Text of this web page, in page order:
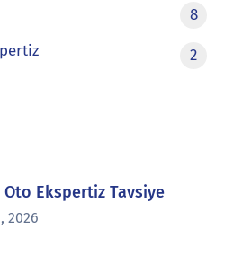
8
2
Oto Ekspertiz Tavsiye
2026